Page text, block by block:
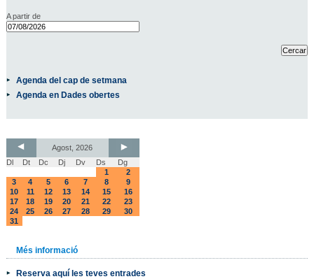
A partir de
Agenda del cap de setmana
Agenda en Dades obertes
Agost, 2026
Dl
Dt Dc Dj Dv Ds
Dg
1
2
3
4 5 6 7 8
9
10
11 12 13 14 15
16
17
18 19 20 21 22
23
24
25 26 27 28 29
30
31
Més informació
Reserva aquí les teves entrades